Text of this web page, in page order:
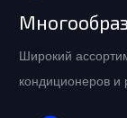
Широкий
кондиционеров и